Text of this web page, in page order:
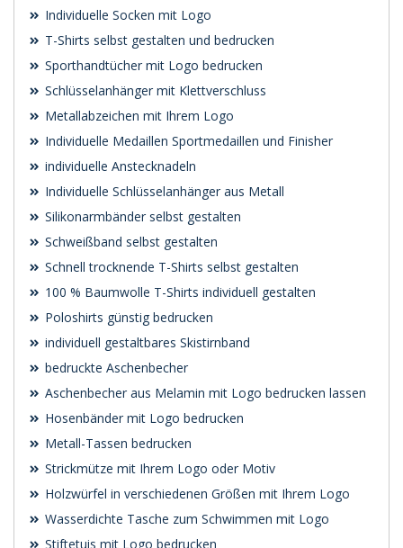
Individuelle Socken mit Logo
T-Shirts selbst gestalten und bedrucken
Sporthandtücher mit Logo bedrucken
Schlüsselanhänger mit Klettverschluss
Metallabzeichen mit Ihrem Logo
Individuelle Medaillen Sportmedaillen und Finisher
individuelle Anstecknadeln
Individuelle Schlüsselanhänger aus Metall
Silikonarmbänder selbst gestalten
Schweißband selbst gestalten
Schnell trocknende T-Shirts selbst gestalten
100 % Baumwolle T-Shirts individuell gestalten
Poloshirts günstig bedrucken
individuell gestaltbares Skistirnband
bedruckte Aschenbecher
Aschenbecher aus Melamin mit Logo bedrucken lassen
Hosenbänder mit Logo bedrucken
Metall-Tassen bedrucken
Strickmütze mit Ihrem Logo oder Motiv
Holzwürfel in verschiedenen Größen mit Ihrem Logo
Wasserdichte Tasche zum Schwimmen mit Logo
Stiftetuis mit Logo bedrucken